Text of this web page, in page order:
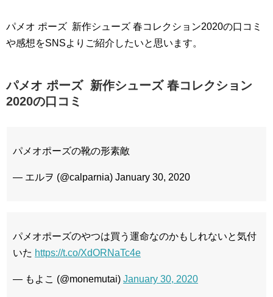
パメオ ポーズ 新作シューズ 春コレクション2020の口コミ
や感想をSNSよりご紹介したいと思います。
パメオ ポーズ 新作シューズ 春コレクション
2020の口コミ
パメオポーズの靴の形素敵
— エルヲ (@calparnia) January 30, 2020
パメオポーズのやつは買う運命なのかもしれないと気付
いた https://t.co/XdORNaTc4e
— もよこ (@monemutai) January 30, 2020